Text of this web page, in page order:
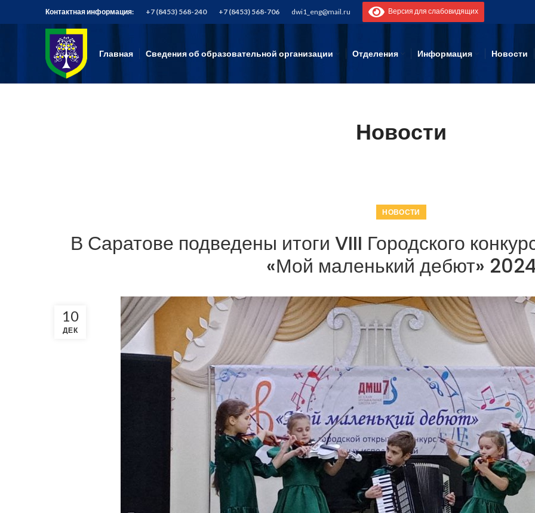
Контактная информация: +7 (8453) 568-240 +7 (8453) 568-706 dwi1_eng@mail.ru Версия для слабовидящих
Главная Сведения об образовательной организации Отделения Информация Новости
Новости
НОВОСТИ
В Саратове​ подведены итоги​ VIII Городского
«Мой маленький дебют»
10
ДЕК